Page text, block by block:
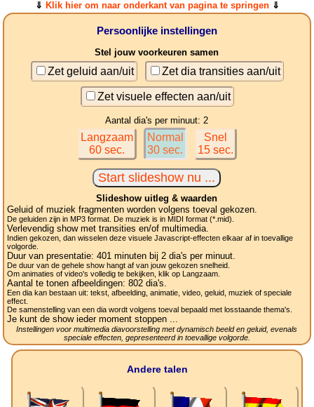
⇓ Klik hier om naar onderkant van pagina te springen⇓
Persoonlijke instellingen
Stel jouw voorkeuren samen
Zet geluid aan/uit Zet dia transities aan/uit
Zet visuele effecten aan/uit
Aantal dia's per minuut: 2
Langzaam
60 sec.
Normal
30 sec.
Snel
15 sec.
Slideshow uitleg & waarden
Geluid of muziek fragmenten worden volgens toeval gekozen.
De geluiden zijn in MP3 format. De muziek is in MIDI format (*.mid).
Verlevendig show met transities en/of multimedia.
Indien gekozen, dan wisselen deze visuele Javascript-effecten elkaar af in toevallige
volgorde.
Duur van presentatie: 401 minuten bij 2 dia's per minuut.
De duur van de gehele show hangt af van jouw gekozen snelheid.
Om animaties of video's volledig te bekijken, klik op Langzaam.
Aantal te tonen afbeeldingen: 802dia's.
Een dia kan bestaan uit: tekst, afbeelding, animatie, video, geluid, muziek of speciale
effect.
De samenstelling van een dia wordt volgens toeval bepaald met losstaande thema's.
Je kunt de show ieder moment stoppen ...
Instellingen voor multimedia diavoorstelling met dynamisch beeld en geluid, evenals
speciale effecten, gepresenteerd in toevallige volgorde.
Andere talen